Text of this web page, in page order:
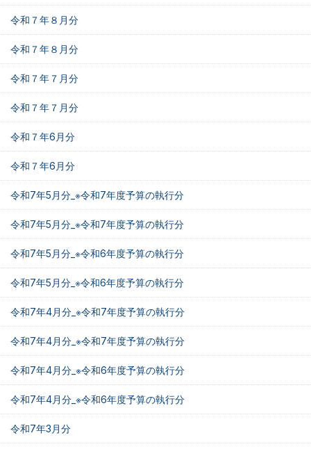
令和７年８月分
令和７年８月分
令和７年７月分
令和７年７月分
令和７年6月分
令和７年6月分
令和7年5月分_※令和7年度予算の執行分
令和7年5月分_※令和7年度予算の執行分
令和7年5月分_※令和6年度予算の執行分
令和7年5月分_※令和6年度予算の執行分
令和7年4月分_※令和7年度予算の執行分
令和7年4月分_※令和7年度予算の執行分
令和7年4月分_※令和6年度予算の執行分
令和7年4月分_※令和6年度予算の執行分
令和7年3月分